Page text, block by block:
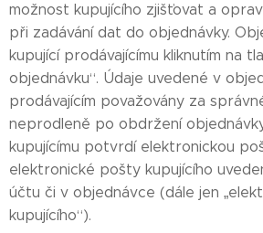
možnost kupujícího zjišťovat a
při zadávání dat do objednávky.
kupující prodávajícímu kliknutím na
objednávku“. Údaje uvedené v
prodávajícím považovány za
neprodleně po obdržení
kupujícímu potvrdí elektronickou
elektronické pošty kupujícího
účtu či v objednávce (dále jen
kupujícího“).